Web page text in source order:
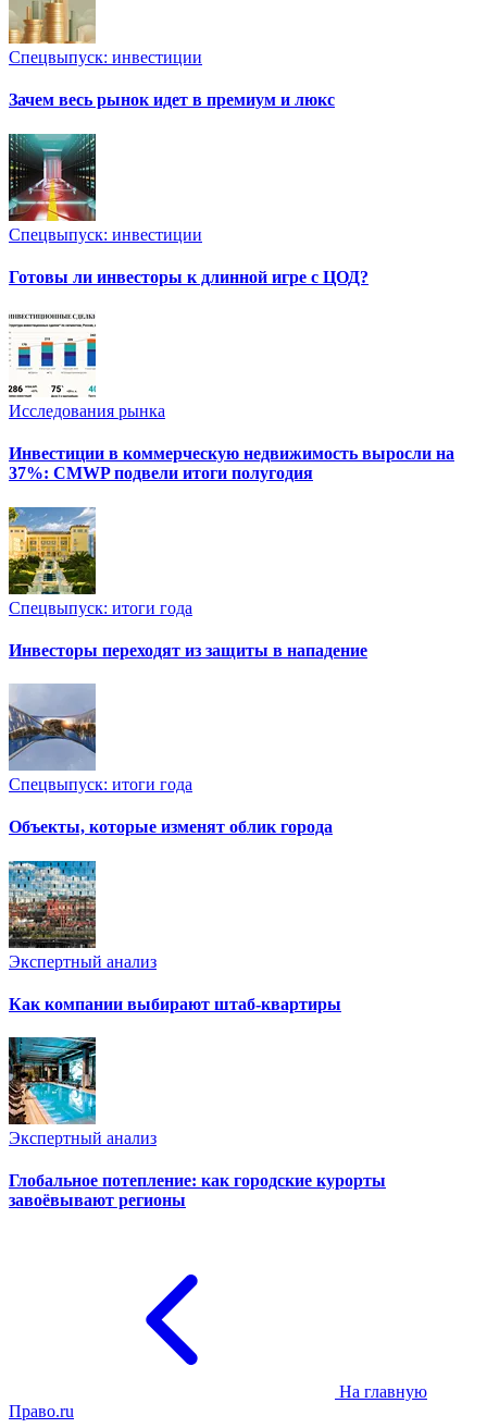
Спецвыпуск: инвестиции
Зачем весь рынок идет в премиум и люкс
Спецвыпуск: инвестиции
Готовы ли инвесторы к длинной игре с ЦОД?
Исследования рынка
Инвестиции в коммерческую недвижимость выросли на
37%: CMWP подвели итоги полугодия
Спецвыпуск: итоги года
Инвесторы переходят из защиты в нападение
Спецвыпуск: итоги года
Объекты, которые изменят облик города
Экспертный анализ
Как компании выбирают штаб-квартиры
Экспертный анализ
Глобальное потепление: как городские курорты
завоёвывают регионы
На главную
Право.ru